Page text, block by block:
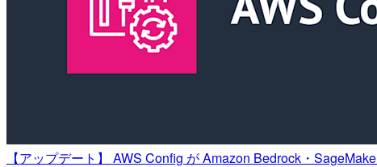
【アップデート】 AWS Config が Amazon Bedrock・